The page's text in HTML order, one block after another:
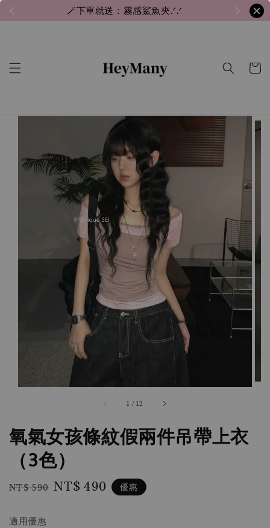
🪄下單就送：霧感鯊魚夾.ᐟ.ᐟ
1 /12
氧氣女孩條紋假兩件吊帶上衣
（3色）
Regular
NT$ 590 Sale
NT$ 490 優惠
適用優惠